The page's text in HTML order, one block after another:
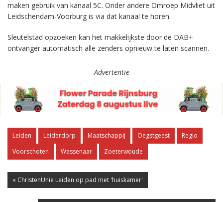
maken gebruik van kanaal 5C. Onder andere Omroep Midvliet uit
Leidschendam-Voorburg is via dat kanaal te horen.
Sleutelstad opzoeken kan het makkelijkste door de DAB+
ontvanger automatisch alle zenders opnieuw te laten scannen.
Advertentie
Leiden Leiderdorp Maatschappij Oegstgeest
Regio
Voorschoten
Wassenaar Zoeterwoude
« ChristenUnie Leiden op pad met 'huiskamer'